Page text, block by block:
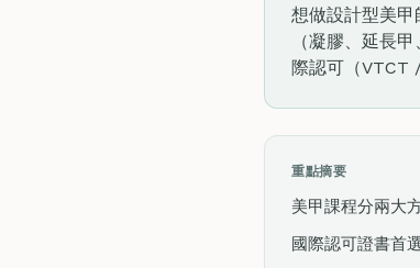
想做設計型美
（凝膠、延長
際認可（VTCT
重點摘要
美甲課程分兩大
國際認可證書首